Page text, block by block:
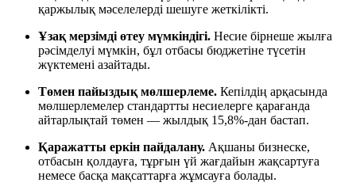
қаржылық мәселелерді шешуге жеткілікті.
Ұзақ мерзімді өтеу мүмкіндігі. Несие бірнеше жылға
рәсімделуі мүмкін, бұл отбасы бюджетіне түсетін
жүктемені азайтады.
Төмен пайыздық мөлшерлеме. Кепілдің арқасында
мөлшерлемелер стандартты несиелерге қарағанда
айтарлықтай төмен — жылдық 15,8%-дан бастап.
Қаражатты еркін пайдалану. Ақшаны бизнеске,
отбасын қолдауға, тұрғын үй жағдайын жақсартуға
немесе басқа мақсаттарға жұмсауға болады.